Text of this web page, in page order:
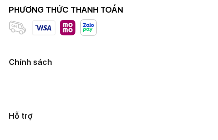
Chính sách
Hỗ trợ
PHƯƠNG THỨC THANH TOÁN